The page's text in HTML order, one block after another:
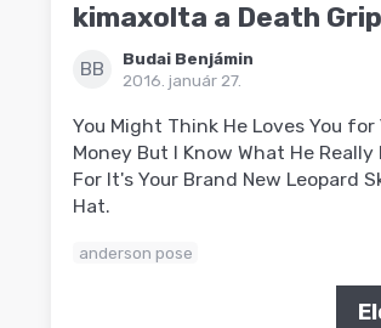
kimaxolta a Death
BB
Budai Benjámin
2016. január 27.
You Might Think He Loves You for
Money But I Know What He Really
For It's Your Brand New Leopard
Hat.
anderson pose